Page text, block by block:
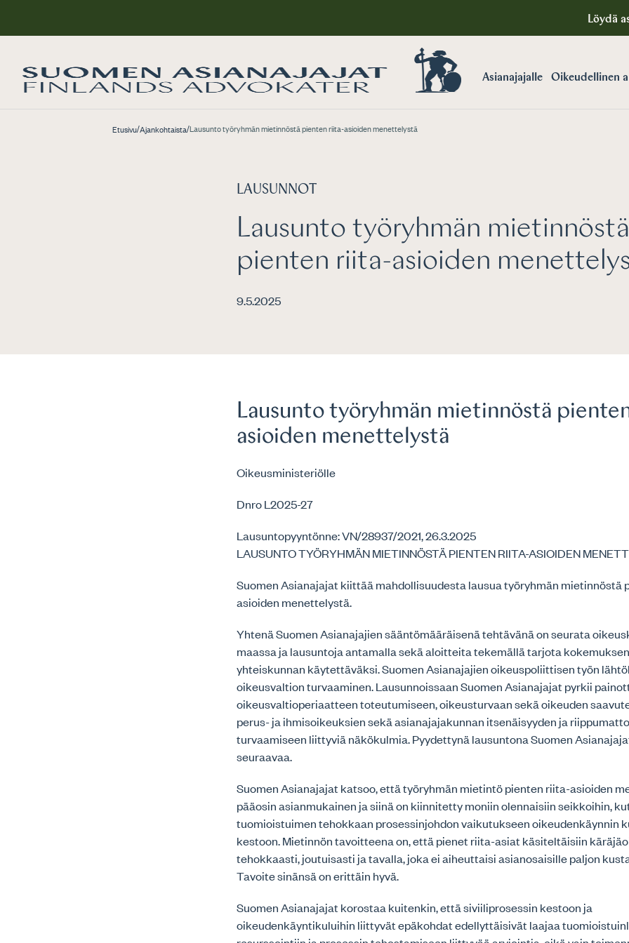
Löydä
Asianajajalle Oikeudellinen
Etusivu/Ajankohtaista/Lausunto työryhmän mietinnöstä pienten riita-asioiden menettelystä
LAUSUNNOT
Lausunto työryhmän
pienten riita-asioiden
9.5.2025
Lausunto työryhmän mietinnöstä
asioiden menettelystä
Oikeusministeriölle
Dnro L2025-27
Lausuntopyyntönne: VN/28937/2021, 26.3.2025
LAUSUNTO TYÖRYHMÄN MIETINNÖSTÄ PIENTEN RIITA-ASIOIDEN
Suomen Asianajajat kiittää mahdollisuudesta lausua työryhmän mietinnöstä
asioiden menettelystä.
Yhtenä Suomen Asianajajien sääntömääräisenä tehtävänä on seurata
maassa ja lausuntoja antamalla sekä aloitteita tekemällä tarjota
yhteiskunnan käytettäväksi. Suomen Asianajajien oikeuspoliittisen työn
oikeusvaltion turvaaminen. Lausunnoissaan Suomen Asianajajat pyrkii
oikeusvaltioperiaatteen toteutumiseen, oikeusturvaan sekä oikeuden
perus- ja ihmisoikeuksien sekä asianajajakunnan itsenäisyyden ja
turvaamiseen liittyviä näkökulmia. Pyydettynä lausuntona Suomen
seuraavaa.
Suomen Asianajajat katsoo, että työryhmän mietintö pienten riita-asioiden
pääosin asianmukainen ja siinä on kiinnitetty moniin olennaisiin seikkoihin,
tuomioistuimen tehokkaan prosessinjohdon vaikutukseen oikeudenkäynnin
kestoon. Mietinnön tavoitteena on, että pienet riita-asiat käsiteltäisiin
tehokkaasti, joutuisasti ja tavalla, joka ei aiheuttaisi asianosaisille paljon
Tavoite sinänsä on erittäin hyvä.
Suomen Asianajajat korostaa kuitenkin, että siviiliprosessin kestoon ja
oikeudenkäyntikuluihin liittyvät epäkohdat edellyttäisivät laajaa